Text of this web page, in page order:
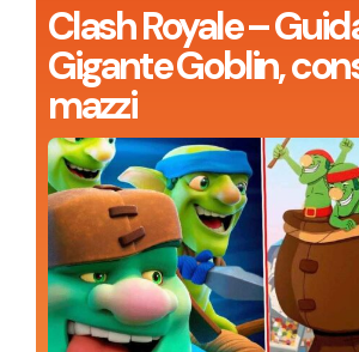
Clash Royale –
Gigante Goblin,
mazzi